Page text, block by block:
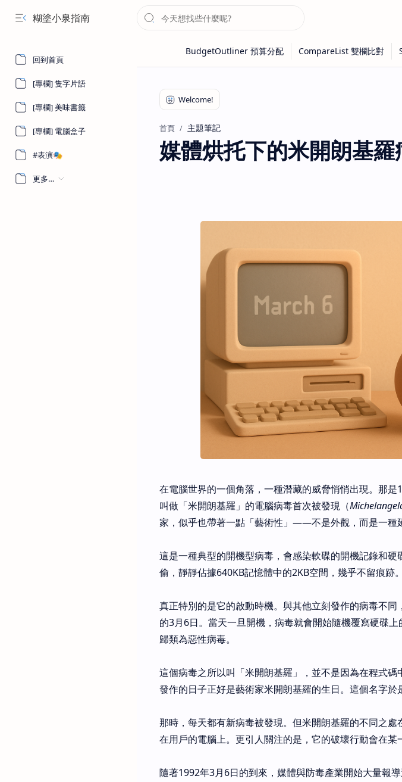
糊塗小泉指南
回到首頁
[專欄] 隻字片語
[專欄] 美味書籤
[專欄] 電腦盒子
#表演🎭
更多…
首頁 主題筆記
媒體烘托下的米開朗基羅
在電腦世界的一個角落，一種潛藏的威脅悄悄出現。那
叫做「米開朗基羅」的電腦病毒首次被發現（
家，似乎也帶著一點「藝術性」——不是外觀，而是一種
這是一種典型的開機型病毒，會感染軟碟的開機記錄和
偷，靜靜佔據640KB記憶體中的2KB空間，幾乎不留痕跡。
真正特別的是它的啟動時機。與其他立刻發作的病毒不
的3月6日。當天一旦開機，病毒就會開始隨機覆寫硬碟
歸類為惡性病毒。
這個病毒之所以叫「米開朗基羅」，並不是因為在程式
發作的日子正好是藝術家米開朗基羅的生日。這個名字於
那時，每天都有新病毒被發現。但米開朗基羅的不同之
在用戶的電腦上。更引人關注的是，它的破壞行動會在某
隨著1992年3月6日的到來，媒體與防毒產業開始大量報